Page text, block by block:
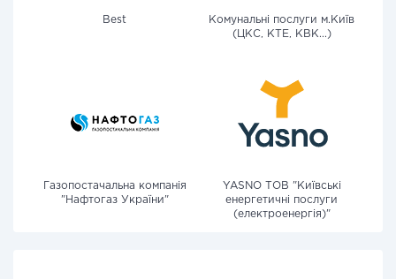
Best
Комунальні послуги м.Київ
(ЦКС, КТЕ, КВК...)
Газопостачальна компанія
"Нафтогаз України"
YASNO ТОВ "Київські
енергетичні послуги
(електроенергія)"